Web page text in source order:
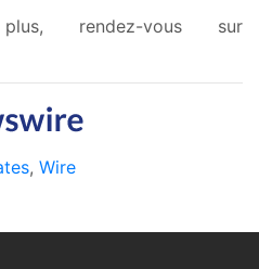
rendez-vous sur
, Wire